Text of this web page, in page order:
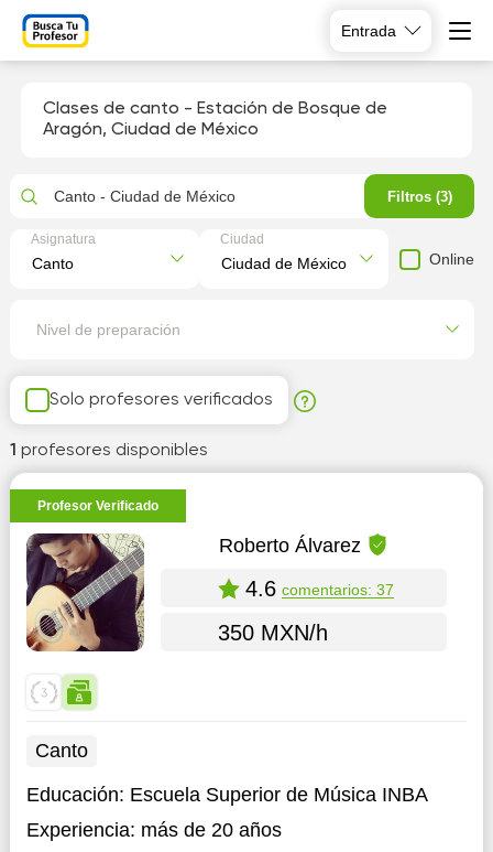
Entrada
Clases de canto - Estación de Bosque de
Aragón, Ciudad de México
Solo profesores verificados
1 profesores disponibles
Profesor Verificado
Roberto Álvarez
4.6 comentarios: 37
350 MXN/h
Canto
Educación: Escuela Superior de Música INBA
Experiencia: más de 20 años
Canto - Ciudad de México Filtros (3)
Asignatura Ciudad
Online
Nivel de preparación